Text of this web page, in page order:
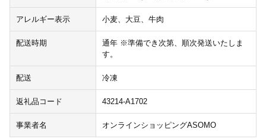
アレルギー表示 小麦、大豆、牛肉
配送時期
通年 ※準備でき次第、順次発送いたしま
す。
配送 冷凍
返礼品コード 43214-A1702
事業者名 オンラインショッピングASOMO